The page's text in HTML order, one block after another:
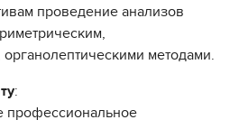
проведение анализов
методами.
:
профессиональное